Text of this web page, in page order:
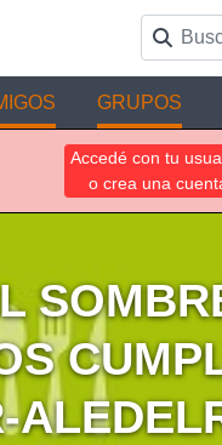
GRUPOS
Accedé con tu
o crea una